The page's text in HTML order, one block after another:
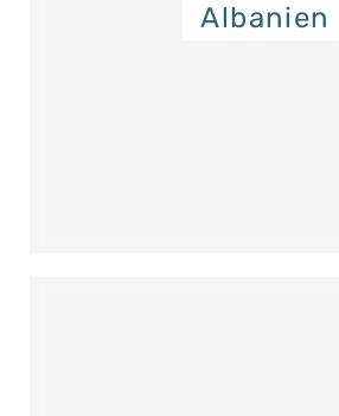
Albanien